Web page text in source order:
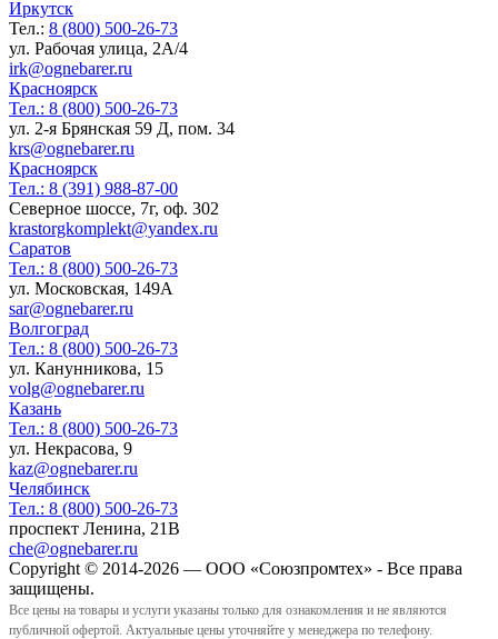
Иркутск
Тел.: 8 (800) 500-26-73
ул. Рабочая улица, 2А/4
irk@ognebarer.ru
Красноярск
Тел.: 8 (800) 500-26-73
ул. 2-я Брянская 59 Д, пом. 34
krs@ognebarer.ru
Красноярск
Тел.: 8 (391) 988-87-00
Северное шоссе, 7г, оф. 302
krastorgkomplekt@yandex.ru
Саратов
Тел.: 8 (800) 500-26-73
ул. Московская, 149А
sar@ognebarer.ru
Волгоград
Тел.: 8 (800) 500-26-73
ул. Канунникова, 15
volg@ognebarer.ru
Казань
Тел.: 8 (800) 500-26-73
ул. Некрасова, 9
kaz@ognebarer.ru
Челябинск
Тел.: 8 (800) 500-26-73
проспект Ленина, 21В
che@ognebarer.ru
Copyright © 2014-2026 — ООО «Союзпромтех» - Все права
защищены.
Все цены на товары и услуги указаны только для ознакомления и не являются
публичной офертой. Актуальные цены уточняйте у менеджера по телефону.